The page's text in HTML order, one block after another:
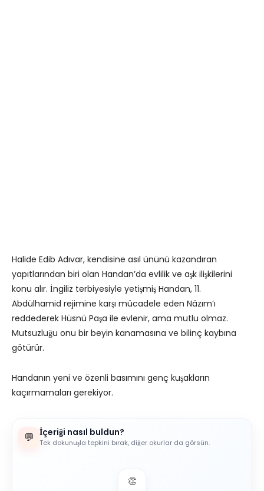
Halide Edib Adıvar, kendisine asıl ününü kazandıran
yapıtlarından biri olan Handan’da evlilik ve aşk ilişkilerini
konu alır. İngiliz terbiyesiyle yetişmiş Handan, 11.
Abdülhamid rejimine karşı mücadele eden Nâzım’ı
reddederek Hüsnü Paşa ile evlenir, ama mutlu olmaz.
Mutsuzluğu onu bir beyin kanamasına ve bilinç kaybına
götürür.
Handanın yeni ve özenli basımını genç kuşakların
kaçırmamaları gerekiyor.
💬 İçeriği nasıl buldun?
Tek dokunuşla tepkini bırak, diğer okurlar da görsün.
👏